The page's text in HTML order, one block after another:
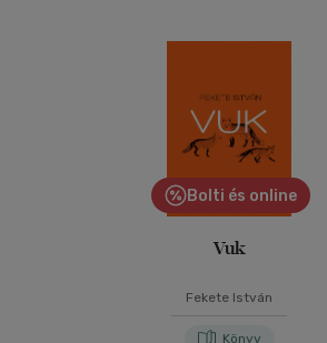
Bolti és online
Vuk
Fekete István
Könyv